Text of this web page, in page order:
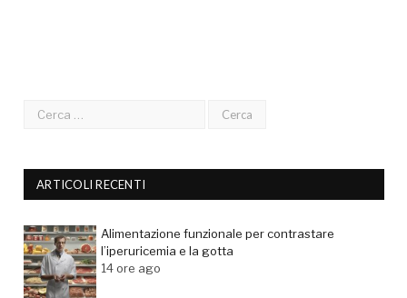
ARTICOLI RECENTI
Alimentazione funzionale per contrastare
l’iperuricemia e la gotta
14 ore ago